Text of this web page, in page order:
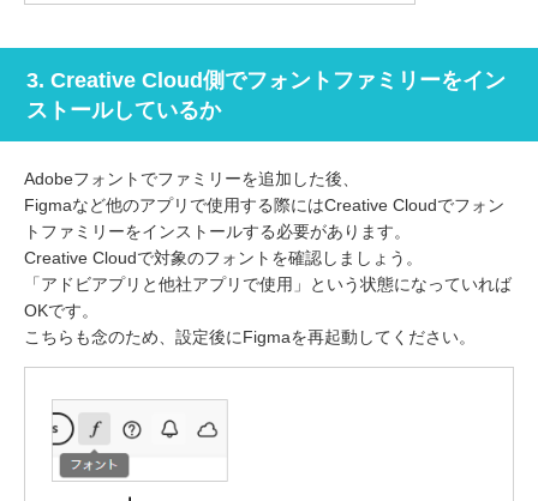
3. Creative Cloud側でフォントファミリーをイン
ストールしているか
Adobeフォントでファミリーを追加した後、
Figmaなど他のアプリで使用する際にはCreative Cloudでフォン
トファミリーをインストールする必要があります。
Creative Cloudで対象のフォントを確認しましょう。
「アドビアプリと他社アプリで使用」という状態になっていれば
OKです。
こちらも念のため、設定後にFigmaを再起動してください。